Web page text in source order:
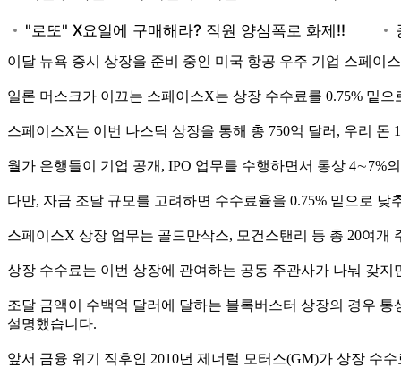
이달 뉴욕 증시 상장을 준비 중인 미국 항공 우주 기업 스페이
일론 머스크가 이끄는 스페이스X는 상장 수수료를 0.75% 밑
스페이스X는 이번 나스닥 상장을 통해 총 750억 달러, 우리
월가 은행들이 기업 공개, IPO 업무를 수행하면서 통상 4∼7%
다만, 자금 조달 규모를 고려하면 수수료율을 0.75% 밑으로
스페이스X 상장 업무는 골드만삭스, 모건스탠리 등 총 20여개
상장 수수료는 이번 상장에 관여하는 공동 주관사가 나눠 갖
조달 금액이 수백억 달러에 달하는 블록버스터 상장의 경우
설명했습니다.
앞서 금융 위기 직후인 2010년 제너럴 모터스(GM)가 상장 수